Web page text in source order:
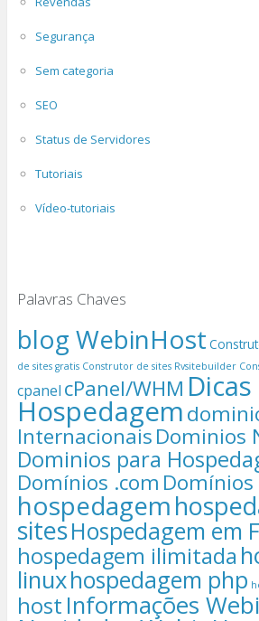
Segurança
Sem categoria
SEO
Status de Servidores
Tutoriais
Vídeo-tutoriais
Palavras Chaves
blog WebinHost
de sites gratis Construtor de sites Rvsitebuilder
cpanel cPanel/WHM
Hospedagem
InternacionaisDominios
Dominios para
Domínios .com
hospedagem
sitesHospedagem em
hospedagem ilimitada
linuxhospedagem php
host Informações